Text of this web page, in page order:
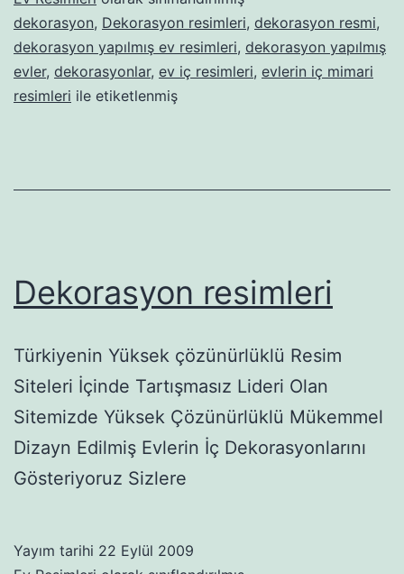
dekorasyon, Dekorasyon resimleri, dekorasyon resmi,
dekorasyon yapılmış ev resimleri, dekorasyon yapılmış
evler, dekorasyonlar, ev iç resimleri, evlerin iç mimari
resimleri ile etiketlenmiş
Dekorasyon resimleri
Türkiyenin Yüksek çözünürlüklü Resim
Siteleri İçinde Tartışmasız Lideri Olan
Sitemizde Yüksek Çözünürlüklü Mükemmel
Dizayn Edilmiş Evlerin İç Dekorasyonlarını
Gösteriyoruz Sizlere
Yayım tarihi 22 Eylül 2009